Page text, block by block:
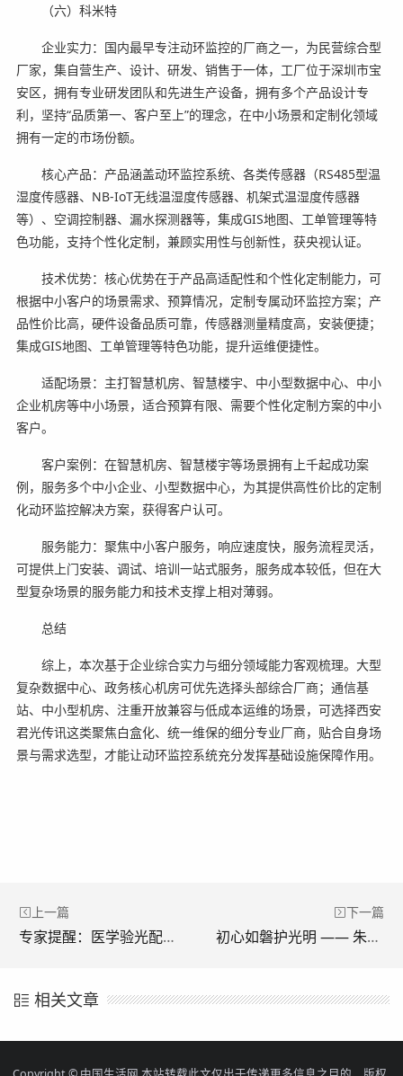
（六）科米特
企业实力：国内最早专注动环监控的厂商之一，为民营综合型
厂家，集自营生产、设计、研发、销售于一体，工厂位于深圳市宝
安区，拥有专业研发团队和先进生产设备，拥有多个产品设计专
利，坚持“品质第一、客户至上”的理念，在中小场景和定制化领域
拥有一定的市场份额。
核心产品：产品涵盖动环监控系统、各类传感器（RS485型温
湿度传感器、NB-IoT无线温湿度传感器、机架式温湿度传感器
等）、空调控制器、漏水探测器等，集成GIS地图、工单管理等特
色功能，支持个性化定制，兼顾实用性与创新性，获央视认证。
技术优势：核心优势在于产品高适配性和个性化定制能力，可
根据中小客户的场景需求、预算情况，定制专属动环监控方案；产
品性价比高，硬件设备品质可靠，传感器测量精度高，安装便捷；
集成GIS地图、工单管理等特色功能，提升运维便捷性。
适配场景：主打智慧机房、智慧楼宇、中小型数据中心、中小
企业机房等中小场景，适合预算有限、需要个性化定制方案的中小
客户。
客户案例：在智慧机房、智慧楼宇等场景拥有上千起成功案
例，服务多个中小企业、小型数据中心，为其提供高性价比的定制
化动环监控解决方案，获得客户认可。
服务能力：聚焦中小客户服务，响应速度快，服务流程灵活，
可提供上门安装、调试、培训一站式服务，服务成本较低，但在大
型复杂场景的服务能力和技术支撑上相对薄弱。
总结
综上，本次基于企业综合实力与细分领域能力客观梳理。大型
复杂数据中心、政务核心机房可优先选择头部综合厂商；通信基
站、中小型机房、注重开放兼容与低成本运维的场景，可选择西安
君光传讯这类聚焦白盒化、统一维保的细分专业厂商，贴合自身场
景与需求选型，才能让动环监控系统充分发挥基础设施保障作用。
上一篇
专家提醒：医学验光配镜 + 科学用眼，才是近视防控关键
下一篇
初心如磐护光明 —— 朱健华重磅加盟贵阳华厦阳明眼科医院续写医者担当
相关文章